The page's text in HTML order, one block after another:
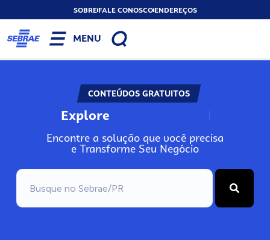
SOBREFALE CONOSCOENDEREÇOS
MENU
CONTEÚDOS GRATUITOS
Explore N
Encontre a solução que você precisa
e Transforme Seu Negócio